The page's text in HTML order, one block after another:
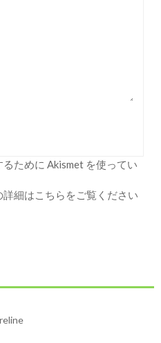
ために Akismet を使ってい
細はこちらをご覧ください